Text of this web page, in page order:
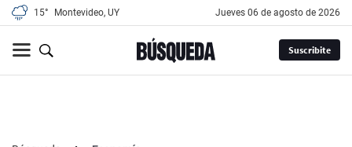
15° Montevideo, UY jueves 06 de agosto de 2026
Suscribite